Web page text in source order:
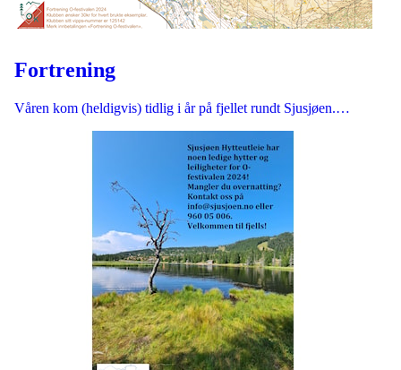
Fortrening
Våren kom (heldigvis) tidlig i år på fjellet rundt Sjusjøen.…